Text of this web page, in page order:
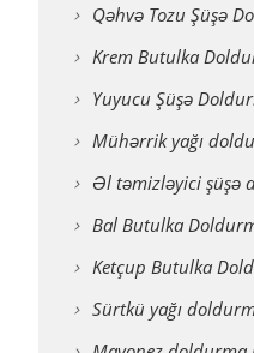
Qəhvə Tozu Şüşə
Krem Butulka
Yuyucu Şüşə
Mühərrik yağı
Əl təmizləyici şüşə
Bal Butulka
Ketçup Butulka
Sürtkü yağı